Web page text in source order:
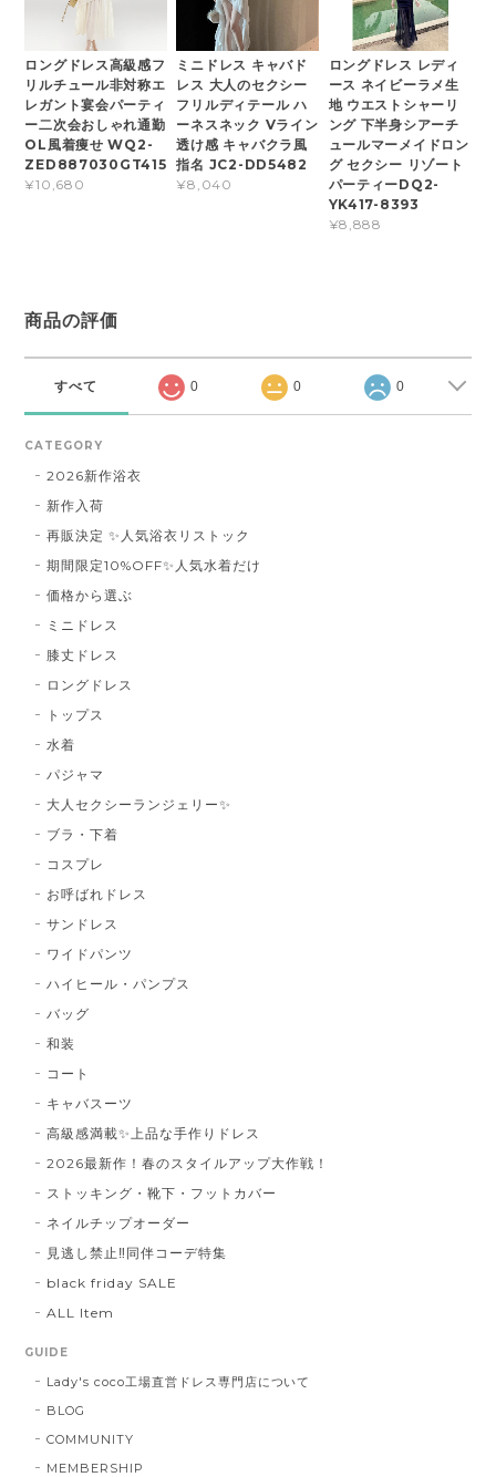
ロングドレス高級感フ
リルチュール非対称エ
レガント宴会パーティ
ー二次会おしゃれ通勤
OL風着痩せ WQ2-
ZED887030GT415
¥10,680
ミニドレス キャバド
レス 大人のセクシー
フリルディテール ハ
ーネスネック Vライン
透け感 キャバクラ風
指名 JC2-DD5482
¥8,040
ロングドレス レディ
ース ネイビーラメ生
地 ウエストシャーリ
ング 下半身シアーチ
ュールマーメイドロン
グ セクシー リゾート
パーティーDQ2-
YK417-8393
¥8,888
商品の評価
すべて 0 0 0
CATEGORY
2026新作浴衣
新作入荷
再販決定 ✨人気浴衣リストック
期間限定10%OFF✨人気水着だけ
価格から選ぶ
ミニドレス
膝丈ドレス
ロングドレス
トップス
水着
パジャマ
大人セクシーランジェリー✨
ブラ・下着
コスプレ
お呼ばれドレス
サンドレス
ワイドパンツ
ハイヒール・パンプス
バッグ
和装
コート
キャバスーツ
高級感満載✨上品な手作りドレス
2026最新作！春のスタイルアップ大作戦！
ストッキング・靴下・フットカバー
ネイルチップオーダー
見逃し禁止‼同伴コーデ特集
black friday SALE
ALL Item
GUIDE
Lady's coco工場直営ドレス専門店について
BLOG
COMMUNITY
MEMBERSHIP